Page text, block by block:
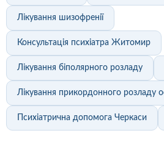
Лікування шизофренії
Консультація психіатра Житомир
Лікування біполярного розладу
Лікування прикордонного розладу
Психіатрична допомога Черкаси